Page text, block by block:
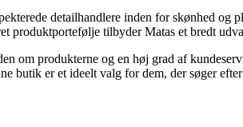
detailhandlere inden for skønhed
produktportefølje tilbyder Matas et bredt
om produkterne og en høj grad af
butik er et ideelt valg for dem, der søger